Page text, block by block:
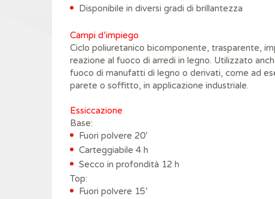
Disponibile in diversi gradi di brillantezza
Campi d’impiego
Ciclo poliuretanico bicomponente, trasparente,
reazione al fuoco di arredi in legno. Utilizzato
fuoco di manufatti di legno o derivati, come ad
parete o soffitto, in applicazione industriale.
Essiccazione
Base:
Fuori polvere 20’
Carteggiabile 4 h
Secco in profondità 12 h
Top:
Fuori polvere 15’